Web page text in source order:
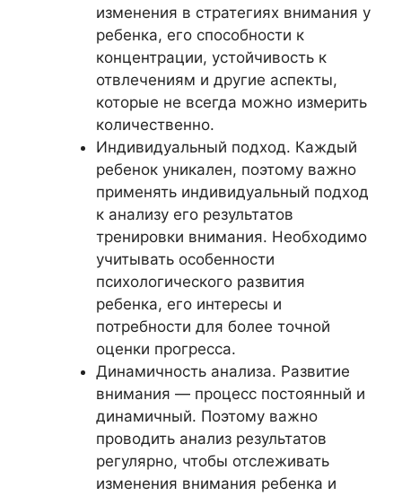
изменения в стратегиях внимания у
ребенка, его способности к
концентрации, устойчивость к
отвлечениям и другие аспекты,
которые не всегда можно измерить
количественно.
Индивидуальный подход. Каждый
ребенок уникален, поэтому важно
применять индивидуальный подход
к анализу его результатов
тренировки внимания. Необходимо
учитывать особенности
психологического развития
ребенка, его интересы и
потребности для более точной
оценки прогресса.
Динамичность анализа. Развитие
внимания — процесс постоянный и
динамичный. Поэтому важно
проводить анализ результатов
регулярно, чтобы отслеживать
изменения внимания ребенка и